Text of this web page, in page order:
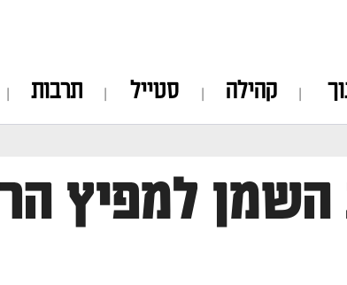
קהילה סטייל תרבות
השמן למפיץ